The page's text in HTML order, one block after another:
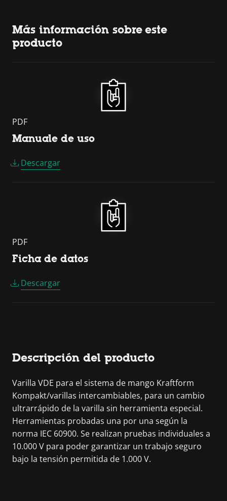
Más información sobre este
producto
PDF
Manuale de uso
Descargar
PDF
Ficha de datos
Descargar
Descripción del producto
Varilla VDE para el sistema de mango Kraftform
Kompakt/varillas intercambiables, para un cambio
ultrarrápido de la varilla sin herramienta especial.
Herramientas probadas una por una según la
norma IEC 60900. Se realizan pruebas individuales a
10.000 V para poder garantizar un trabajo seguro
bajo la tensión permitida de 1.000 V.